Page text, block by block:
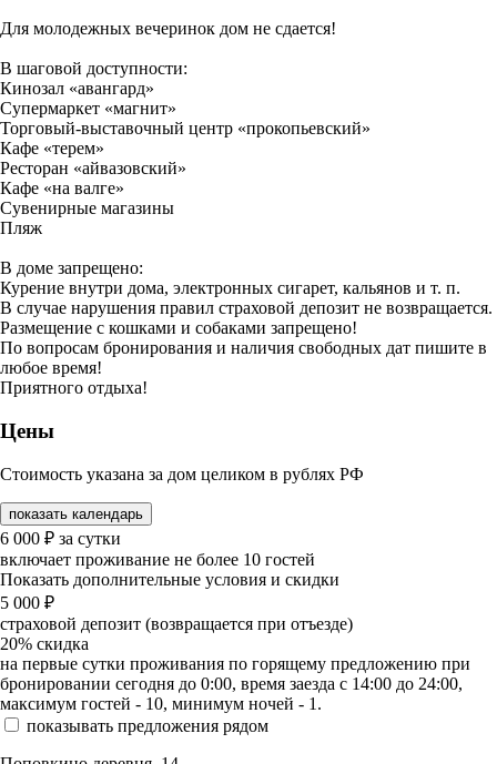
Для молодежных вечеринок дом не сдается!
В шаговой доступности:
Кинозал «авангард»
Супермаркет «магнит»
Торговый-выставочный центр «прокопьевский»
Кафе «терем»
Ресторан «айвазовский»
Кафе «на валге»
Сувенирные магазины
Пляж
В доме запрещено:
Курение внутри дома, электронных сигарет, кальянов и т. п.
В случае нарушения правил страховой депозит не возвращается.
Размещение с кошками и собаками запрещено!
По вопросам бронирования и наличия свободных дат пишите в
любое время!
Приятного отдыха!
Цены
Стоимость указана за дом целиком в рублях РФ
показать календарь
6 000 ₽ за сутки
включает проживание не более 10 гостей
Показать дополнительные условия и скидки
5 000 ₽
страховой депозит (возвращается при отъезде)
20% скидка
на первые сутки проживания по горящему предложению при
бронировании сегодня до 0:00, время заезда с 14:00 до 24:00,
максимум гостей - 10, минимум ночей - 1.
показывать предложения рядом